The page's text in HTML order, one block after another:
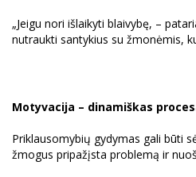
„Jeigu nori išlaikyti blaivybę, –
nutraukti santykius su žmonėmis,
Motyvacija – dinamiškas
Priklausomybių gydymas gali būti
žmogus pripažįsta problemą ir